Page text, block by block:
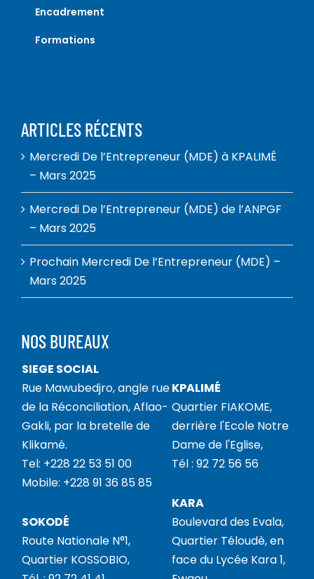
Encadrement
Formations
ARTICLES RÉCENTS
Mercredi De l’Entrepreneur (MDE) à KPALIMÉ
– Mars 2025
Mercredi De l’Entrepreneur (MDE) de l’ANPGF
– Mars 2025
Prochain Mercredi De l’Entrepreneur (MDE) –
Mars 2025
NOS BUREAUX
SIEGE SOCIAL
Rue Mawubedjro, angle rue
de la Réconciliation, Aflao-
Gakli, par la bretelle de
Klikamé.
Tel: +228 22 53 51 00
Mobile: +228 91 36 85 85
KPALIMÉ
Quartier FIAKOME,
derrière l'Ecole Notre
Dame de l'Eglise,
Tél : 92 72 56 56
SOKODÉ
Route Nationale N°1,
Quartier KOSSOBIO,
KARA
Boulevard des Evala,
Quartier Téloudè, en
face du Lycée Kara 1,